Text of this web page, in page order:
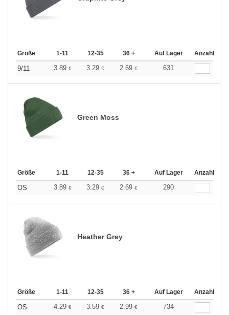
Größe 1-11 12-35 36 + Auf Lager Anzahl
9/11 3.89 € 3.29 € 2.69 € 631
Green Moss
Größe 1-11 12-35 36 + Auf Lager Anzahl
OS 3.89 € 3.29 € 2.69 € 290
Heather Grey
Größe 1-11 12-35 36 + Auf Lager Anzahl
OS 4.29 € 3.59 € 2.99 € 734